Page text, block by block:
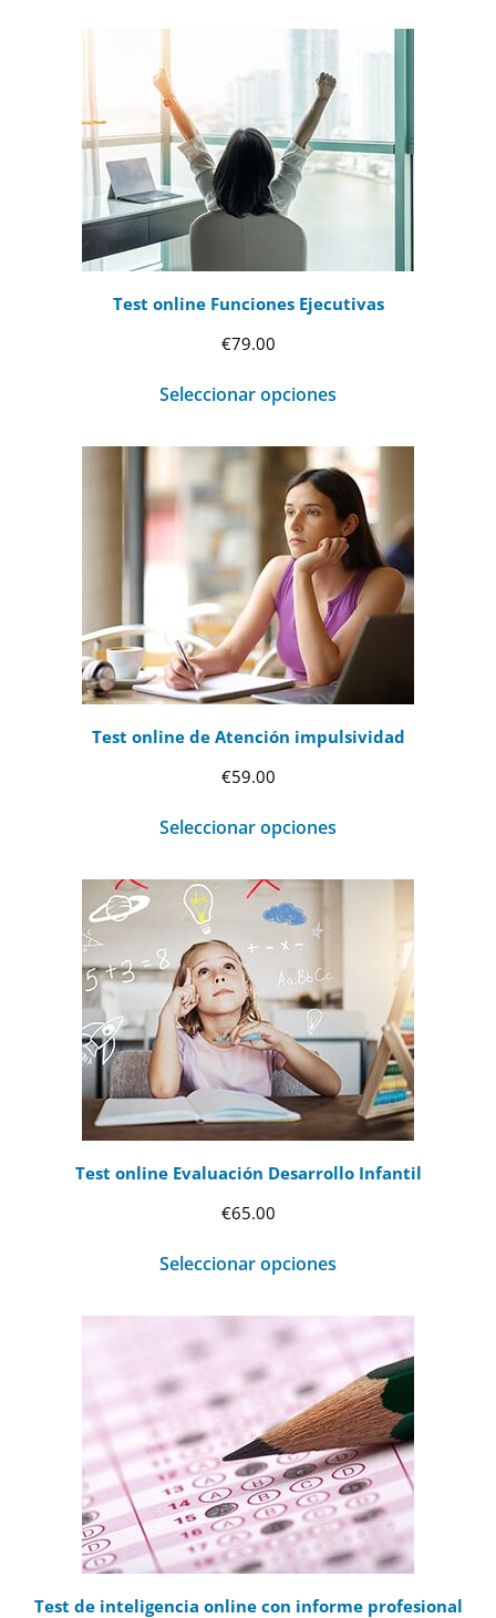
Test online Funciones Ejecutivas
€79.00
Seleccionar opciones
Test online de Atención impulsividad
€59.00
Seleccionar opciones
Test online Evaluación Desarrollo Infantil
€65.00
Seleccionar opciones
Test de inteligencia online con informe profesional